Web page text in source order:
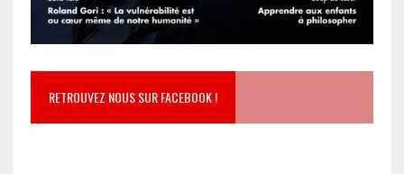
RETROUVEZ NOUS SUR FACEBOOK !